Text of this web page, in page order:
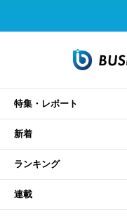
特集・レポート
新着
ランキング
連載